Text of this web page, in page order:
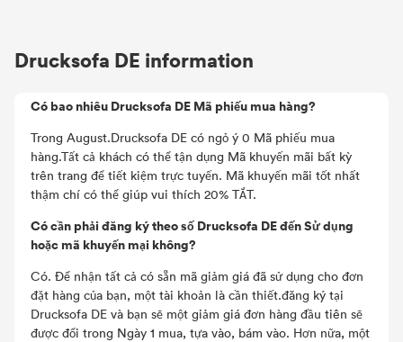
Drucksofa DE information
Có bao nhiêu Drucksofa DE Mã phiếu mua hàng?
Trong August.Drucksofa DE có ngỏ ý 0 Mã phiếu mua
hàng.Tất cả khách có thể tận dụng Mã khuyến mãi bất kỳ
trên trang để tiết kiệm trực tuyến. Mã khuyến mãi tốt nhất
thậm chí có thể giúp vui thích 20% TẮT.
Có cần phải đăng ký theo số Drucksofa DE đến Sử dụng
hoặc mã khuyến mại không?
Có. Để nhận tất cả có sẵn mã giảm giá đã sử dụng cho đơn
đặt hàng của bạn, một tài khoản là cần thiết.đăng ký tại
Drucksofa DE và bạn sẽ một giảm giá đơn hàng đầu tiên sẽ
được đổi trong Ngày 1 mua, tựa vào, bám vào. Hơn nữa, một